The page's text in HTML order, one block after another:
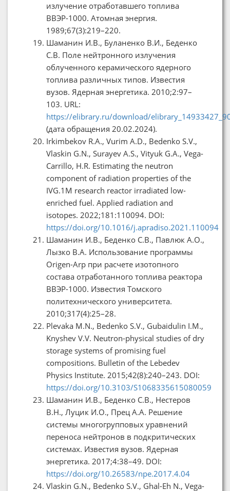
излучение отработавшего топлива
ВВЭР-1000. Атомная энергия.
1989;67(3):219–220.
Шаманин И.В., Буланенко В.И., Беденко
С.В. Поле нейтронного излучения
облученного керамического ядерного
топлива различных типов. Известия
вузов. Ядерная энергетика. 2010;2:97–
103. URL:
https://elibrary.ru/download/
(дата обращения 20.02.2024).
Irkimbekov R.А., Vurim A.D., Bedenko S.V.,
Vlaskin G.N., Surayev A.S., Vityuk G.А., Vega-
Carrillo, H.R. Estimating the neutron
component of radiation properties of the
IVG.1M research reactor irradiated low-
enriched fuel. Applied radiation and
isotopes. 2022;181:110094. DOI:
https://doi.org/10.1016/j.apradiso.2021.110094
Шаманин И.В., Беденко С.В., Павлюк А.О.,
Лызко В.А. Использование программы
Origen-Arp при расчете изотопного
состава отработанного топлива реактора
ВВЭР-1000. Известия Томского
политехнического университета.
2010;317(4):25–28.
Plevaka M.N., Bedenko S.V., Gubaidulin I.M.,
Knyshev V.V. Neutron-physical studies of dry
storage systems of promising fuel
compositions. Bulletin of the Lebedev
Physics Institute. 2015;42(8):240–243. DOI:
https://doi.org/10.3103/S1068335615080059
Шаманин И.В., Беденко С.В., Нестеров
В.Н., Луцик И.О., Прец А.А. Решение
системы многогрупповых уравнений
переноса нейтронов в подкритических
системах. Известия вузов. Ядерная
энергетика. 2017;4:38–49. DOI:
https://doi.org/10.26583/npe.2017.4.04
Vlaskin G.N., Bedenko S.V., Ghal-Eh N., Vega-